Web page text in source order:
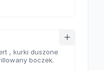
, kurki duszone
boczek.